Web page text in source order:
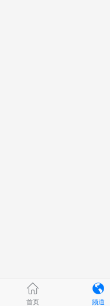
首页 频道